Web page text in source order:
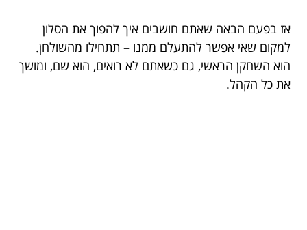
אז בפעם הבאה שאתם חושבים איך להפוך את הסלון
למקום שאי אפשר להתעלם ממנו – תתחילו מהשולחן.
הוא השחקן הראשי, גם כשאתם לא רואים, הוא שם, ומושך
את כל הקהל.